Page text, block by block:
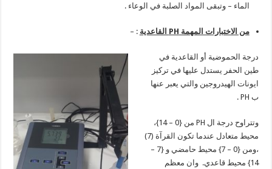
الماء – وتبقى المواد الصلبة في الوعاء .
من الاختبارات المهمة PH القاعدية : –
درجة الحموضية أو القاعدية في
طين الحفر يستدل عليها في تركيز
ايونات الهيدروجين والتي يعبر عنها
ب PH .
وتتراوح درجة ال PH من {0 – 14}،
محيط متعادل عندما تكون القرآة (7)
،ومن {0 – 7} محيط حامضي و {7 –
14} محيط قاعدي. وان معظم